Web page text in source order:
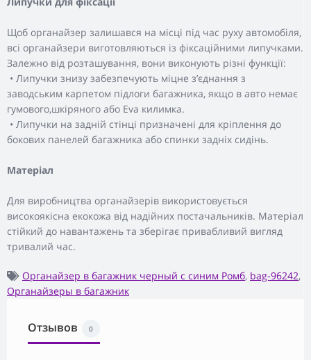
Щоб органайзер залишався на місці під час руху автомобіля,
всі органайзери виготовляються із фіксаційними липучками.
Залежно від розташування, вони виконують різні функції:
• Липучки знизу забезпечують міцне з’єднання з
заводським карпетом підлоги багажника, якщо в авто немає
гумового,шкіряного або Eva килимка.
• Липучки на задній стінці призначені для кріплення до
бокових панелей багажника або спинки задніх сидінь.
Матеріал
Для виробництва органайзерів використовується
високоякісна екокожа від надійних постачальників. Матеріал
стійкий до навантажень та зберігає привабливий вигляд
тривалий час.
Органайзер в багажник черный с синим Ромб, bag-96242,
Органайзеры в багажник
Отзывов 0